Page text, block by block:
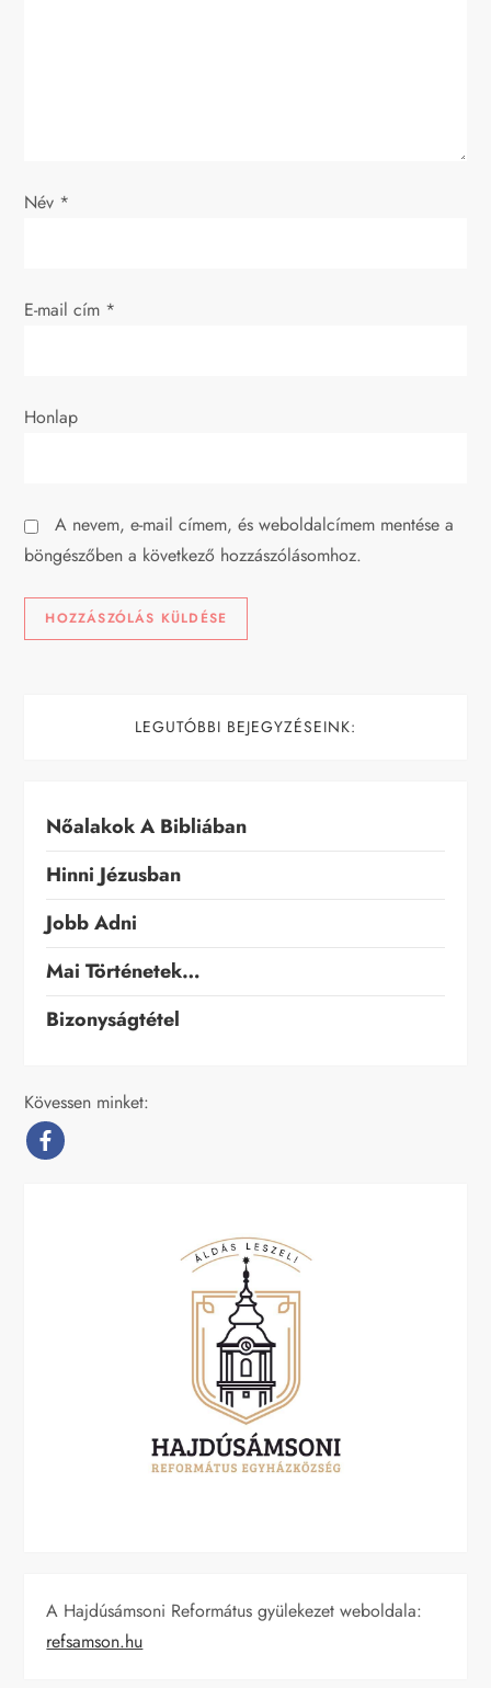
i
á
i
Név *
E-mail cím *
Honlap
A nevem, e-mail címem, és weboldalcímem mentése a
böngészőben a következő hozzászólásomhoz.
LEGUTÓBBI BEJEGYZÉSEINK:
Nőalakok A Bibliában
Hinni Jézusban
Jobb Adni
Mai Történetek…
Bizonyságtétel
Kövessen minket:
A Hajdúsámsoni Református gyülekezet weboldala:
refsamson.hu